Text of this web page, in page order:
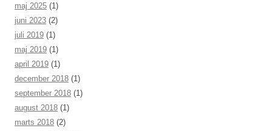
maj 2025 (1)
juni 2023 (2)
juli 2019 (1)
maj 2019 (1)
april 2019 (1)
december 2018 (1)
september 2018 (1)
august 2018 (1)
marts 2018 (2)